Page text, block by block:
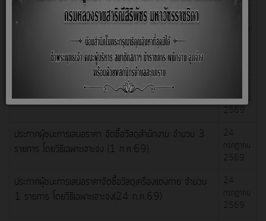
ประกาศผู้ชนะการเสนอราคา จัดซื้อน้ำแข็ง และน้ำดื่มโครงการ
สะแกราบเมืองสะอาด อย่างยั่งยืน ประจำปีงบประมาณ พ.ศ.
2569 ประจำเดือนกรกฎาคม2569 (หมู่ที่ 10) โดยวิธี
เฉพาะเจาะจง
ประกาศผู้ชนะการเสนอราคา จัดซื้อวัสดุคอมพิวเตอร์ จำนวน
2 รายการ โดยวิธีเฉพาะเจาะจง
กรกฎาคม
2569
ประกาศผู้ชนะการเสนอราคา จัดซื้อวัสดุสำนักงาน จำนวน 3
รายการ โดยวิธีเฉพาะเจาะจง (1 ก.ค.69)
24
กรกฎาคม
2569
ประกาศผู้ชนะการเสนอราคาจัดซื้อวัสดุเครื่องแต่งกาย จำนวน
1 รายการ โดยวิธีเฉพาะเจาะจง(24 ก.ค.69)
24
กรกฎาคม
2569